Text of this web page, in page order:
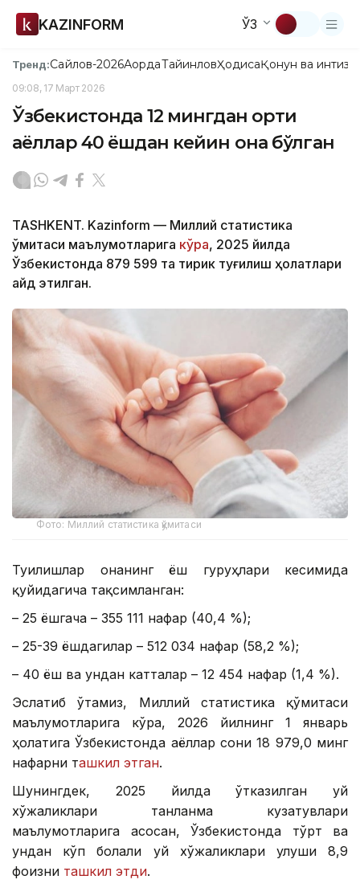
KAZINFORM ЎЗ
Тренд:Сайлов-2026АқордаТайинловҲодисаҚонун ва
09:08, 17 Март 2026
Ўзбекистонда 12 мингдан ортиқ
аёллар 40 ёшдан кейин она бўлган
TASHKENT. Kazinform — Миллий статистика
қўмитаси маълумотларига кўра, 2025 йилда
Ўзбекистонда 879 599 та тирик туғилиш ҳолатлари
қайд этилган.
Фото: Миллий статистика қўмитаси
Туғилишлар онанинг ёш гуруҳлари кесимида
қуйидагича тақсимланган:
– 25 ёшгача – 355 111 нафар (40,4 %);
– 25-39 ёшдагилар – 512 034 нафар (58,2 %);
– 40 ёш ва ундан катталар – 12 454 нафар (1,4 %).
Эслатиб ўтамиз, Миллий статистика қўмитаси
маълумотларига кўра, 2026 йилнинг 1 январь
ҳолатига Ўзбекистонда аёллар сони 18 979,0 минг
нафарни ташкил этган.
Шунингдек, 2025 йилда ўтказилган уй
хўжаликлари танланма кузатувлари
маълумотларига асосан, Ўзбекистонда тўрт ва
ундан кўп болали уй хўжаликлари улуши 8,9
фоизни ташкил этди.